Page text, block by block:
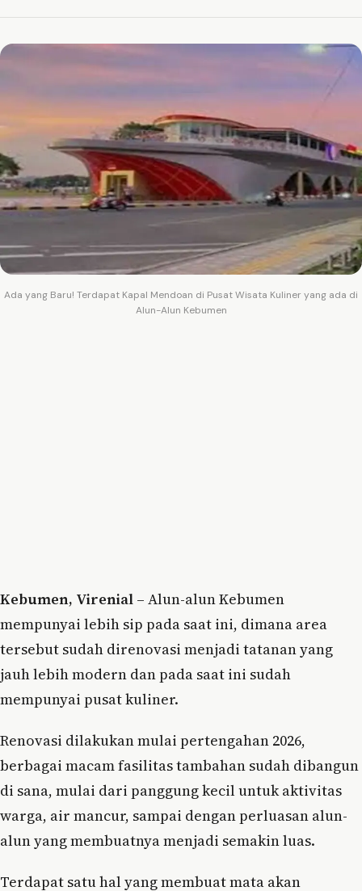
Ada yang Baru! Terdapat Kapal Mendoan di Pusat Wisata Kuliner yang ada di
Alun-Alun Kebumen
Kebumen, Virenial – Alun-alun Kebumen
mempunyai lebih sip pada saat ini, dimana area
tersebut sudah direnovasi menjadi tatanan yang
jauh lebih modern dan pada saat ini sudah
mempunyai pusat kuliner.
Renovasi dilakukan mulai pertengahan 2026,
berbagai macam fasilitas tambahan sudah dibangun
di sana, mulai dari panggung kecil untuk aktivitas
warga, air mancur, sampai dengan perluasan alun-
alun yang membuatnya menjadi semakin luas.
Terdapat satu hal yang membuat mata akan